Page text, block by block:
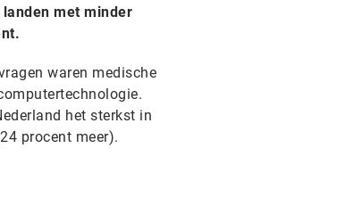
met minder
waren medische
het sterkst in
procent meer).